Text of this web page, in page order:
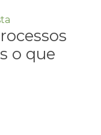
o que